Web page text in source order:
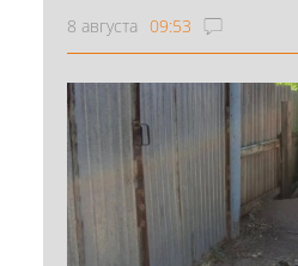
8 августа 09:53